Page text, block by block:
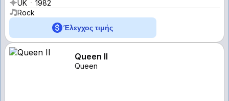
UK
1982
Rock
Έλεγχος τιμής
Queen II
Queen